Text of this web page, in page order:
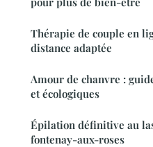
Thérapie de couple en
distance adaptée
Amour de chanvre :
et écologiques
Épilation définitive au
fontenay-aux-roses